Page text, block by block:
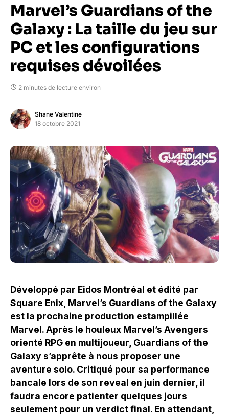
Marvel’s Guardians of the
Galaxy : La taille du jeu sur
PC et les configurations
requises dévoilées
2 minutes de lecture environ
Shane Valentine
18 octobre 2021
Développé par Eidos Montréal et édité par
Square Enix, Marvel’s Guardians of the Galaxy
est la prochaine production estampillée
Marvel. Après le houleux Marvel’s Avengers
orienté RPG en multijoueur, Guardians of the
Galaxy s’apprête à nous proposer une
aventure solo. Critiqué pour sa performance
bancale lors de son reveal en juin dernier, il
faudra encore patienter quelques jours
seulement pour un verdict final. En attendant,